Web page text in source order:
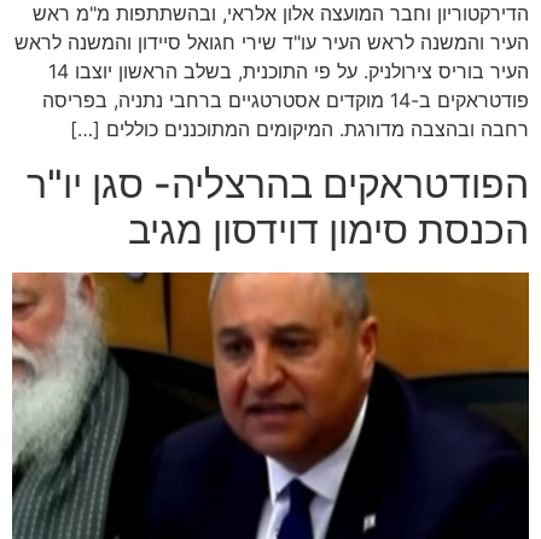
הדירקטוריון וחבר המועצה אלון אלראי, ובהשתתפות מ"מ ראש
העיר והמשנה לראש העיר עו"ד שירי חגואל סיידון והמשנה לראש
העיר בוריס צירולניק. על פי התוכנית, בשלב הראשון יוצבו 14
פודטראקים ב-14 מוקדים אסטרטגיים ברחבי נתניה, בפריסה
רחבה ובהצבה מדורגת. המיקומים המתוכננים כוללים […]
הפודטראקים בהרצליה- סגן יו"ר
הכנסת סימון דוידסון מגיב